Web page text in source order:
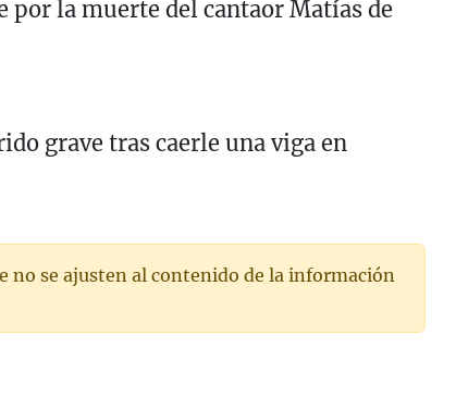
por la muerte del cantaor Matías de
grave tras caerle una viga en
no se ajusten al contenido de la información